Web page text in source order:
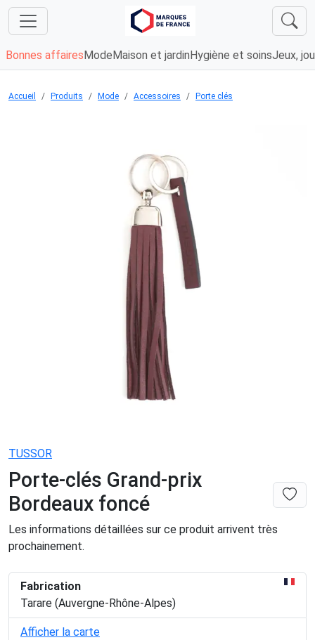
Bonnes affaires Mode Maison et jardin Hygiène et soinsJeux,
Accueil Produits Mode Accessoires Porte clés
TUSSOR
Porte-clés Grand-prix
Bordeaux foncé
Les informations détaillées sur ce produit arrivent très
prochainement.
Fabrication
Tarare (Auvergne-Rhône-Alpes)
Afficher la carte